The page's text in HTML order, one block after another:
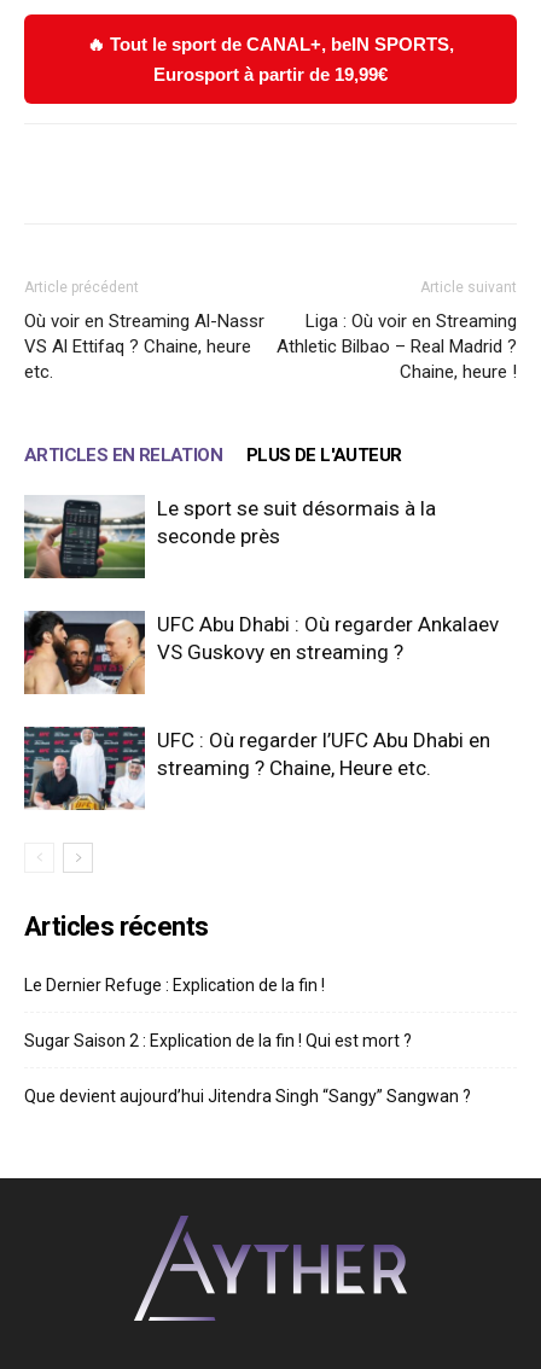
🔥 Tout le sport de CANAL+, beIN SPORTS,
Eurosport à partir de 19,99€
Article précédent
Où voir en Streaming Al-Nassr
VS Al Ettifaq ? Chaine, heure
etc.
Article suivant
Liga : Où voir en Streaming
Athletic Bilbao – Real Madrid ?
Chaine, heure !
ARTICLES EN RELATION PLUS DE L'AUTEUR
Le sport se suit désormais à la
seconde près
UFC Abu Dhabi : Où regarder Ankalaev
VS Guskovy en streaming ?
UFC : Où regarder l’UFC Abu Dhabi en
streaming ? Chaine, Heure etc.
Articles récents
Le Dernier Refuge : Explication de la fin !
Sugar Saison 2 : Explication de la fin ! Qui est mort ?
Que devient aujourd’hui Jitendra Singh “Sangy” Sangwan ?